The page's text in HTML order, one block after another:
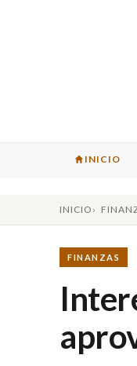
INICIO
INICIO
FINANZAS